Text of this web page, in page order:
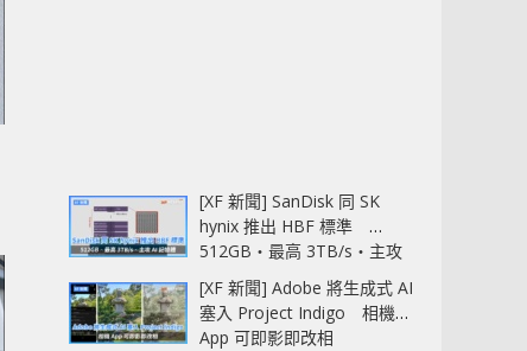
[XF 新聞] SanDisk 同 SK
hynix 推出 HBF 標準
512GB‧最高 3TB/s‧主攻
AI 記憶體
[XF 新聞] Adobe 將生成式 AI
塞入 Project Indigo 相機
App 可即影即改相